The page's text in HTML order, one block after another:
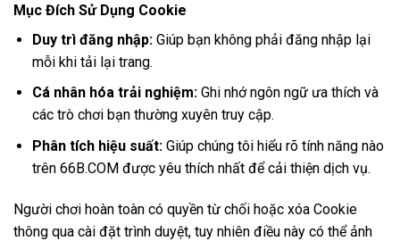
Mục Đích Sử Dụng Cookie
Duy trì đăng nhập:Giúp bạn không phải đăng nhập lại
mỗi khi tải lại trang.
Cá nhân hóa trải nghiệm:Ghi nhớ ngôn ngữ ưa thích và
các trò chơi bạn thường xuyên truy cập.
Phân tích hiệu suất:Giúp chúng tôi hiểu rõ tính năng nào
trên 66B.COM được yêu thích nhất để cải thiện dịch vụ.
Người chơi hoàn toàn có quyền từ chối hoặc xóa Cookie
thông qua cài đặt trình duyệt, tuy nhiên điều này có thể ảnh